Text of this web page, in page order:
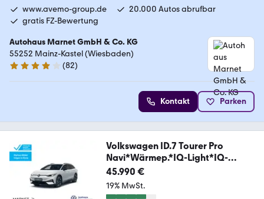
www.avemo-group.de
20.000 Autos abrufbar
gratis FZ-Bewertung
Autohaus Marnet GmbH & Co. KG
55252 Mainz-Kastel (Wiesbaden)
3.9 Sterne
(82)
Kontakt Parken
Volkswagen ID.7 Tourer Pro
Navi*Wärmep.*IQ-Light*IQ-
Drive*A
45.990 €
19% MwSt.